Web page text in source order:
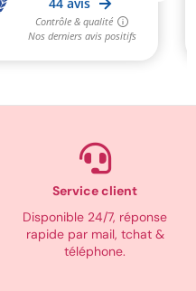
Service client
Disponible 24/7, réponse
rapide par mail, tchat &
téléphone.